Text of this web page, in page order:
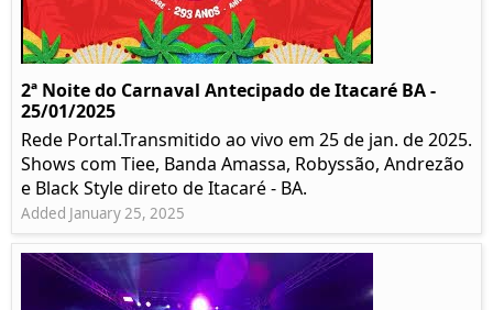
2ª Noite do Carnaval Antecipado de Itacaré BA -
25/01/2025
Rede Portal.Transmitido ao vivo em 25 de jan. de 2025.
Shows com Tiee, Banda Amassa, Robyssão, Andrezão
e Black Style direto de Itacaré - BA.
Added January 25, 2025